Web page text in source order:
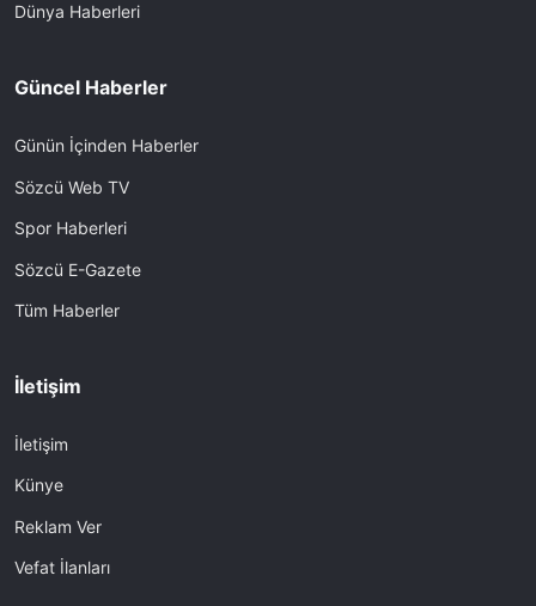
Dünya Haberleri
Güncel Haberler
Günün İçinden Haberler
Sözcü Web TV
Spor Haberleri
Sözcü E-Gazete
Tüm Haberler
İletişim
İletişim
Künye
Reklam Ver
Vefat İlanları